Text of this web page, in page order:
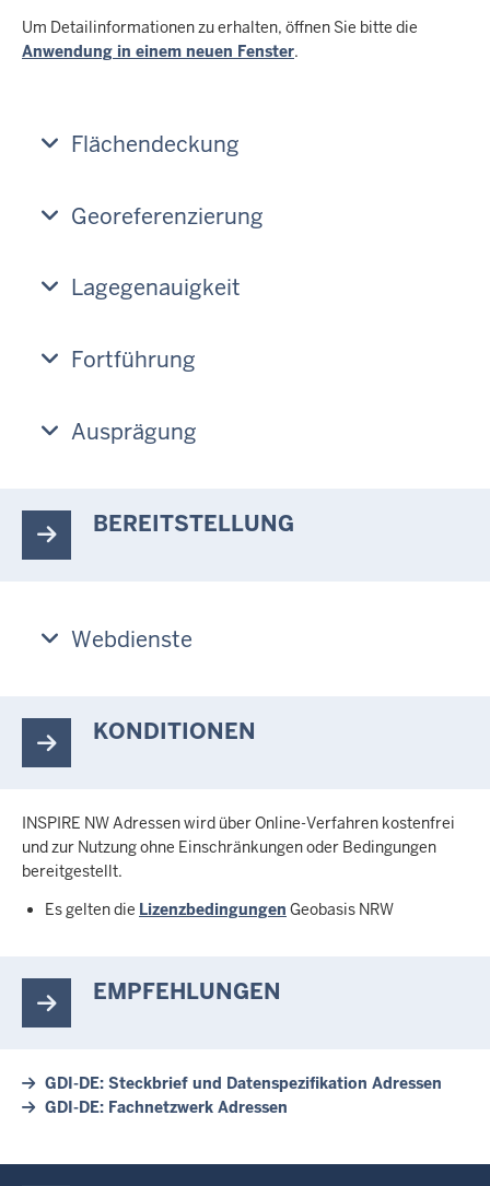
Um Detailinformationen zu erhalten, öffnen Sie bitte die
Anwendung in einem neuen Fenster.
Flächendeckung
Georeferenzierung
Lagegenauigkeit
Fortführung
Ausprägung
BEREITSTELLUNG
Webdienste
KONDITIONEN
INSPIRE NW Adressen wird über Online-Verfahren kostenfrei
und zur Nutzung ohne Einschränkungen oder Bedingungen
bereitgestellt.
Es gelten die Lizenzbedingungen Geobasis NRW
EMPFEHLUNGEN
GDI-DE: Steckbrief und Datenspezifikation Adressen
GDI-DE: Fachnetzwerk Adressen